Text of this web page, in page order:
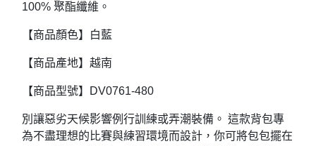
100% 聚酯纖維。
【商品顏色】白藍
【商品產地】越南
【商品型號】DV0761-480
別讓惡劣天候影響例行訓練或弄潮裝備。 這款背包專
為不盡理想的比賽與練習環境而設計，你可將包包擺在